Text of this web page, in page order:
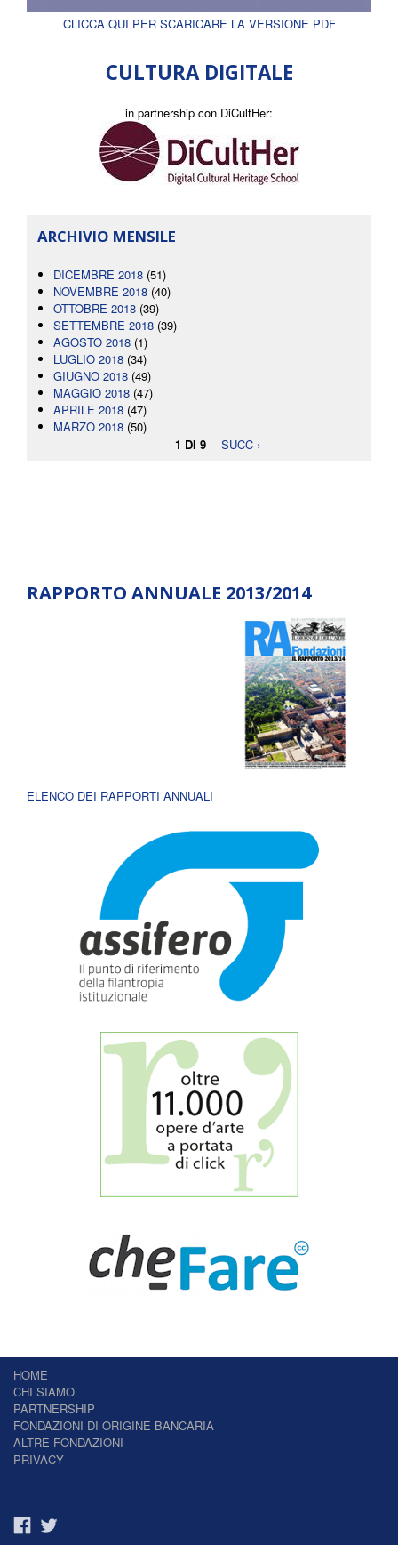
CLICCA QUI PER SCARICARE LA VERSIONE PDF
CULTURA DIGITALE
in partnership con DiCultHer:
ARCHIVIO MENSILE
DICEMBRE 2018 (51)
NOVEMBRE 2018 (40)
OTTOBRE 2018 (39)
SETTEMBRE 2018 (39)
AGOSTO 2018 (1)
LUGLIO 2018 (34)
GIUGNO 2018 (49)
MAGGIO 2018 (47)
APRILE 2018 (47)
MARZO 2018 (50)
1 DI 9
SUCC ›
RAPPORTO ANNUALE 2013/2014
ELENCO DEI RAPPORTI ANNUALI
HOME
CHI SIAMO
PARTNERSHIP
FONDAZIONI DI ORIGINE BANCARIA
ALTRE FONDAZIONI
PRIVACY